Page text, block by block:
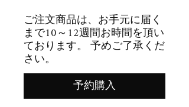
ご注文商品は、お手元に届く
まで10～12週間お時間を頂い
ております。 予めご了承くだ
さい。
予約購入